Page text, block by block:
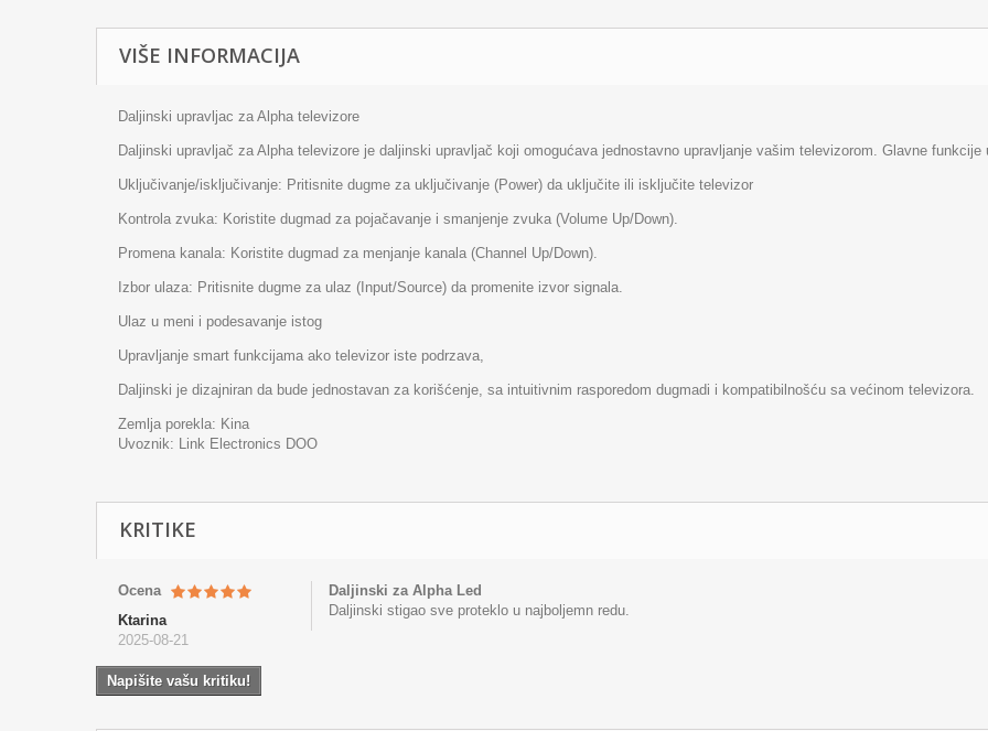
VIŠE INFORMACIJA
Daljinski upravljac za Alpha televizore
Daljinski upravljač za Alpha televizore je daljinski upravljač koji omogućava jednostavno upravljanje vašim televizorom. Glavne funkcije
Uključivanje/isključivanje: Pritisnite dugme za uključivanje (Power) da uključite ili isključite televizor
Kontrola zvuka: Koristite dugmad za pojačavanje i smanjenje zvuka (Volume Up/Down).
Promena kanala: Koristite dugmad za menjanje kanala (Channel Up/Down).
Izbor ulaza: Pritisnite dugme za ulaz (Input/Source) da promenite izvor signala.
Ulaz u meni i podesavanje istog
Upravljanje smart funkcijama ako televizor iste podrzava,
Daljinski je dizajniran da bude jednostavan za korišćenje, sa intuitivnim rasporedom dugmadi i kompatibilnošću sa većinom televizora.
Zemlja porekla: Kina
Uvoznik: Link Electronics DOO
KRITIKE
Ocena
Ktarina
2025-08-21
Daljinski za Alpha Led
Daljinski stigao sve proteklo u najboljemn redu.
Napišite vašu kritiku!